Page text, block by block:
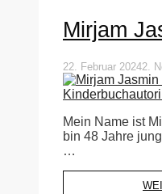
Mirjam
22. Februar 20242.
Mein Name ist
bin 48 Jahre
…